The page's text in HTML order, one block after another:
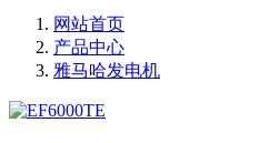
网站首页
产品中心
雅马哈发电机